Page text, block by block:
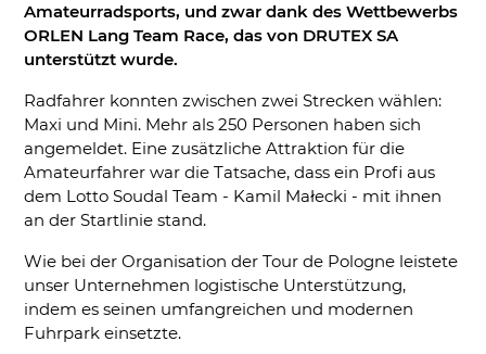
Amateurradsports, und zwar dank des Wettbewerbs
ORLEN Lang Team Race, das von DRUTEX SA
unterstützt wurde.
Radfahrer konnten zwischen zwei Strecken wählen:
Maxi und Mini. Mehr als 250 Personen haben sich
angemeldet. Eine zusätzliche Attraktion für die
Amateurfahrer war die Tatsache, dass ein Profi aus
dem Lotto Soudal Team - Kamil Małecki - mit ihnen
an der Startlinie stand.
Wie bei der Organisation der Tour de Pologne leistete
unser Unternehmen logistische Unterstützung,
indem es seinen umfangreichen und modernen
Fuhrpark einsetzte.